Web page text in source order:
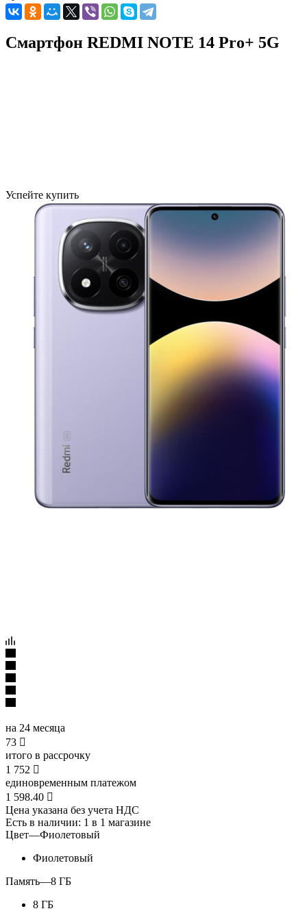
Смартфон REDMI NOTE 14 Pro+ 5G
Успейте купить
на 24 месяца
73 
итого в рассрочку
1 752 
единовременным платежом
1 598.40 
Цена указана без учета НДС
Есть в наличии: 1 в 1 магазине
Цвет—Фиолетовый
Фиолетовый
Память—8 ГБ
8 ГБ